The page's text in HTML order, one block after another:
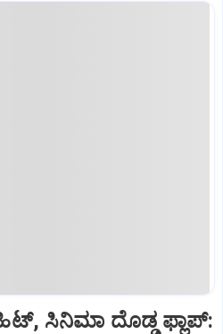
ಸಿನಿಮಾ ದೊಡ್ಡ ಫ್ಲಾಪ್: